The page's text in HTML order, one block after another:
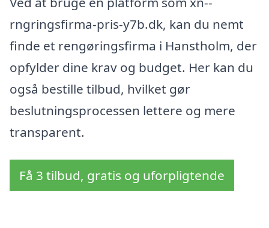
rngringsfirma-pris-y7b.dk, kan du nemt
finde et rengøringsfirma i Hanstholm, der
opfylder dine krav og budget. Her kan du
også bestille tilbud, hvilket gør
beslutningsprocessen lettere og mere
transparent.
Få 3 tilbud, gratis og uforpligtende